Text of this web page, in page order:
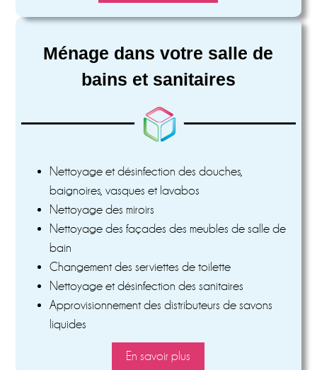
Ménage dans votre salle de
bains et sanitaires
Nettoyage et désinfection des douches,
baignoires, vasques et lavabos
Nettoyage des miroirs
Nettoyage des façades des meubles de salle de
bain
Changement des serviettes de toilette
Nettoyage et désinfection des sanitaires
Approvisionnement des distributeurs de savons
liquides
En savoir plus